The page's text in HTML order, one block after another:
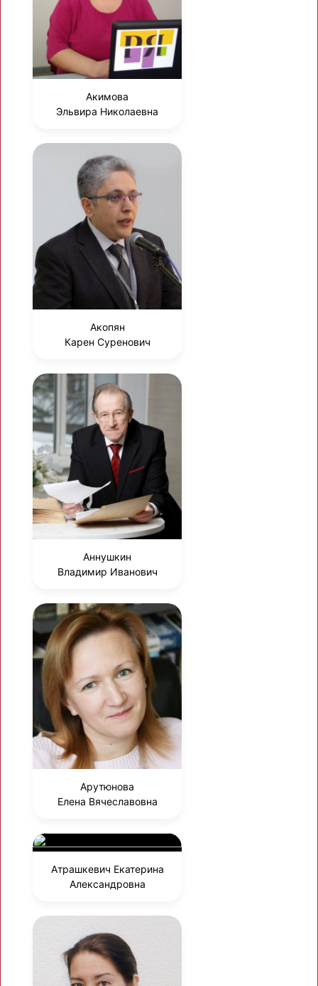
Акимова
Эльвира Николаевна
Акопян
Карен Суренович
Аннушкин
Владимир Иванович
Арутюнова
Елена Вячеславовна
Атрашкевич Екатерина
Александровна